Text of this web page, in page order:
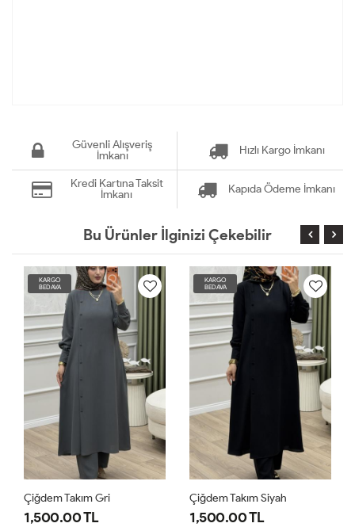
Güvenli Alışveriş
İmkanı
Hızlı Kargo İmkanı
Kredi Kartına Taksit
İmkanı
Kapıda Ödeme İmkanı
Bu Ürünler İlginizi Çekebilir
KARGO
BEDAVA
Çiğdem Takım Gri
1,500.00 TL
KARGO
BEDAVA
Çiğdem Takım Siyah
1,500.00 TL